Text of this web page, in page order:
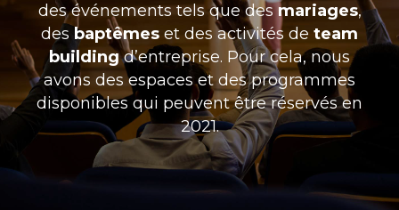
des événements tels que desmariages,
desbaptêmes et des activités de team
buildingd’entreprise. Pour cela, nous
avons des espaces et des programmes
disponibles qui peuvent être réservés en
2021.